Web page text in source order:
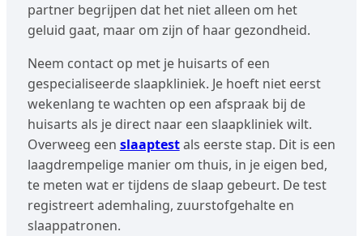
partner begrijpen dat het niet alleen om het
geluid gaat, maar om zijn of haar gezondheid.
Neem contact op met je huisarts of een
gespecialiseerde slaapkliniek. Je hoeft niet eerst
wekenlang te wachten op een afspraak bij de
huisarts als je direct naar een slaapkliniek wilt.
Overweeg een slaaptestals eerste stap. Dit is een
laagdrempelige manier om thuis, in je eigen bed,
te meten wat er tijdens de slaap gebeurt. De test
registreert ademhaling, zuurstofgehalte en
slaappatronen.